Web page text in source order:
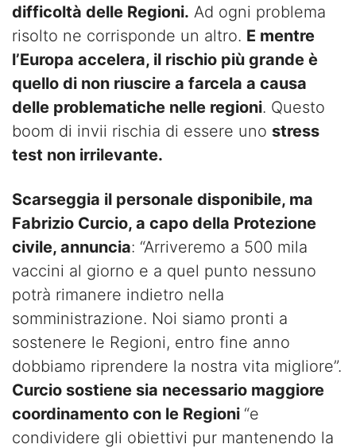
difficoltà delle Regioni. Ad ogni problema
risolto ne corrisponde un altro. E mentre
l’Europa accelera, il rischio più grande è
quello di non riuscire a farcela a causa
delle problematiche nelle regioni. Questo
boom di invii rischia di essere uno stress
test non irrilevante.
Scarseggia il personale disponibile, ma
Fabrizio Curcio, a capo della Protezione
civile, annuncia: “Arriveremo a 500 mila
vaccini al giorno e a quel punto nessuno
potrà rimanere indietro nella
somministrazione. Noi siamo pronti a
sostenere le Regioni, entro fine anno
dobbiamo riprendere la nostra vita migliore”.
Curcio sostiene sia necessario maggiore
coordinamento con le Regioni “e
condividere gli obiettivi pur mantenendo la